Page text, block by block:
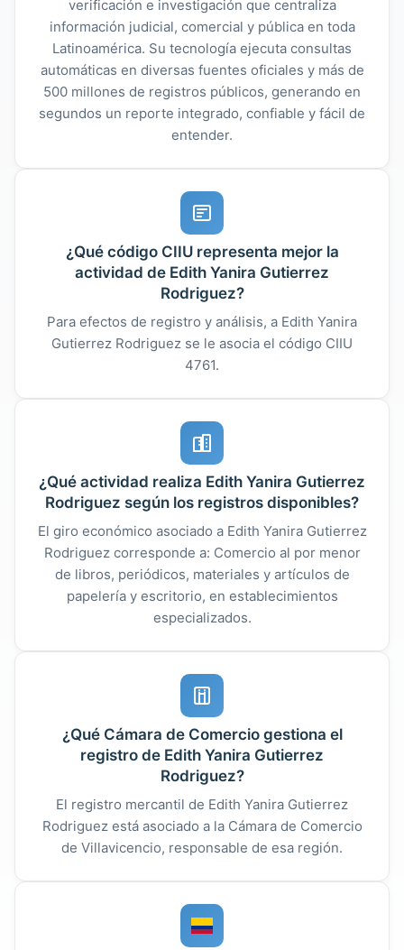
verificación e investigación que centraliza
información judicial, comercial y pública en toda
Latinoamérica. Su tecnología ejecuta consultas
automáticas en diversas fuentes oficiales y más de
500 millones de registros públicos, generando en
segundos un reporte integrado, confiable y fácil de
entender.
¿Qué código CIIU representa mejor la
actividad de Edith Yanira Gutierrez
Rodriguez?
Para efectos de registro y análisis, a Edith Yanira
Gutierrez Rodriguez se le asocia el código CIIU
4761.
¿Qué actividad realiza Edith Yanira Gutierrez
Rodriguez según los registros disponibles?
El giro económico asociado a Edith Yanira Gutierrez
Rodriguez corresponde a: Comercio al por menor
de libros, periódicos, materiales y artículos de
papelería y escritorio, en establecimientos
especializados.
¿Qué Cámara de Comercio gestiona el
registro de Edith Yanira Gutierrez
Rodriguez?
El registro mercantil de Edith Yanira Gutierrez
Rodriguez está asociado a la Cámara de Comercio
de Villavicencio, responsable de esa región.